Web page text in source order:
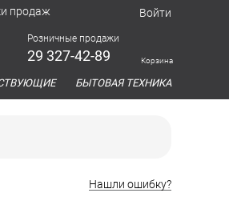
продаж Войти
Розничные продажи
29 327-42-89 Корзина
БЫТОВАЯ ТЕХНИКА
Нашли ошибку?